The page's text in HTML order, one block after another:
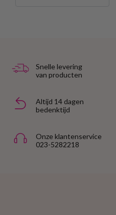
Snelle levering
van producten
Altijd 14 dagen
bedenktijd
Onze klantenservice
023-5282218